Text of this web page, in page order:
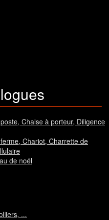
Chaise à porteur, Diligence
Chariot, Charrette de
de noël
...